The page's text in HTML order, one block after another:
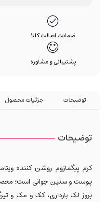
ضمانت اصالت کالا
پشتیبانی و مشاوره
توضیحات جزئیات محصول
توضیحات
پوست و سنین جوانی است؛
بروز لک بارداری، کک و مک و